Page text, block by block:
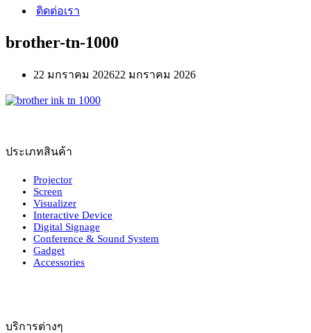
ติดต่อเรา
brother-tn-1000
22 มกราคม 202622 มกราคม 2026
ประเภทสินค้า
Projector
Screen
Visualizer
Interactive Device
Digital Signage
Conference & Sound System
Gadget
Accessories
บริการต่างๆ